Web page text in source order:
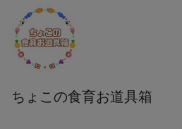
ちょこの食育お道具箱